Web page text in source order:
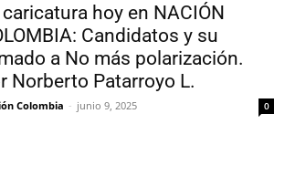
caricatura hoy en NACIÓN
Candidatos y su
a No más polarización.
Norberto Patarroyo L.
Colombia - junio 9, 2025 0